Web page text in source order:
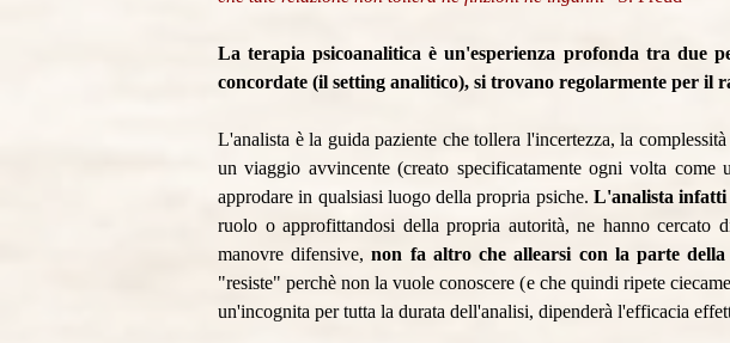
La terapia psicoanalitica è un'esperienza profonda tra due
concordate (il setting analitico), si trovano regolarmente per il
L'analista è la guida paziente che tollera l'incertezza, la
un viaggio avvincente (creato specificatamente ogni volta
approdare in qualsiasi luogo della propria psiche. L'analista infatti
ruolo o approfittandosi della propria autorità, ne hanno
manovre difensive,non fa altro che allearsi con la parte della
"resiste" perchè non la vuole conoscere (e che quindi ripete
un'incognita per tutta la durata dell'analisi, dipenderà l'efficacia